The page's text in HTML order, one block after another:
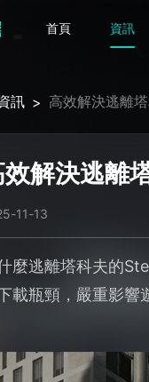
首頁 資訊
訊 > 高效解決逃離
效解決逃離
11-13
麼逃離塔科夫的
載瓶頸，嚴重影響